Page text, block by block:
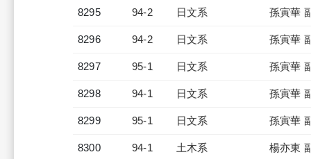
8295 94-2 日文系 孫寅華
8296 94-2 日文系 孫寅華
8297 95-1 日文系 孫寅華
8298 94-1 日文系 孫寅華
8299 95-1 日文系 孫寅華
8300 94-1 土木系 楊亦東